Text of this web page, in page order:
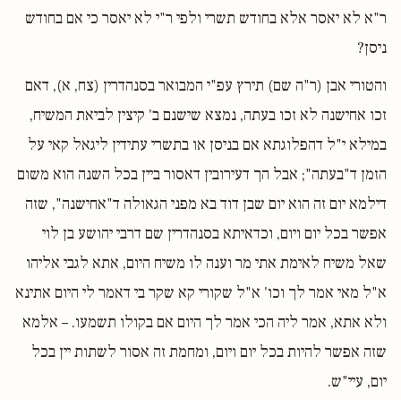
ר"א לא יאסר אלא בחודש תשרי ולפי ר"י לא יאסר כי אם בחודש
ניסן?
והטורי אבן (ר"ה שם) תירץ עפ"י המבואר בסנהדרין (צח, א), דאם
זכו אחישנה לא זכו בעתה, נמצא שישנם ב' קיצין לביאת המשיח,
במילא י"ל דהפלוגתא אם בניסן או בתשרי עתידין ליגאל קאי על
הזמן ד"בעתה"; אבל הך דעירובין דאסור ביין בכל השנה הוא משום
דילמא יום זה הוא יום שבן דוד בא מפני הגאולה ד"אחישנה", שזה
אפשר בכל יום ויום, וכדאיתא בסנהדרין שם דרבי יהושע בן לוי
שאל משיח לאימת אתי מר וענה לו משיח היום, אתא לגבי אליהו
א"ל מאי אמר לך וכו' א"ל שקורי קא שקר בי דאמר לי היום אתינא
ולא אתא, אמר ליה הכי אמר לך היום אם בקולו תשמעו. – אלמא
שזה אפשר להיות בכל יום ויום, ומחמת זה אסור לשתות יין בכל
יום, עיי"ש.